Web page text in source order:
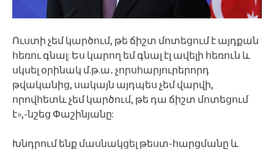
Ուստի չեմ կարծում, թե ճիշտ մոտեցում է այդքան
հեռու գնալ: Ես կարող եմ գնալ էլ ավելի հեռուն և
սկսել օրինակ մ.թ.ա․ չորսհարյուրերորդ
թվականից, սակայն այդպես չեմ վարվի,
որովհետև չեմ կարծում, թե դա ճիշտ մոտեցում
է»,-նշեց Փաշինյանը:
Խնդրում ենք մասնակցել թեստ-հարցմանը և